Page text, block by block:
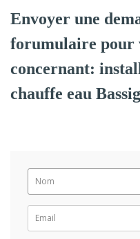
Envoyer une
forumulaire pour
concernant:
chauffe eau